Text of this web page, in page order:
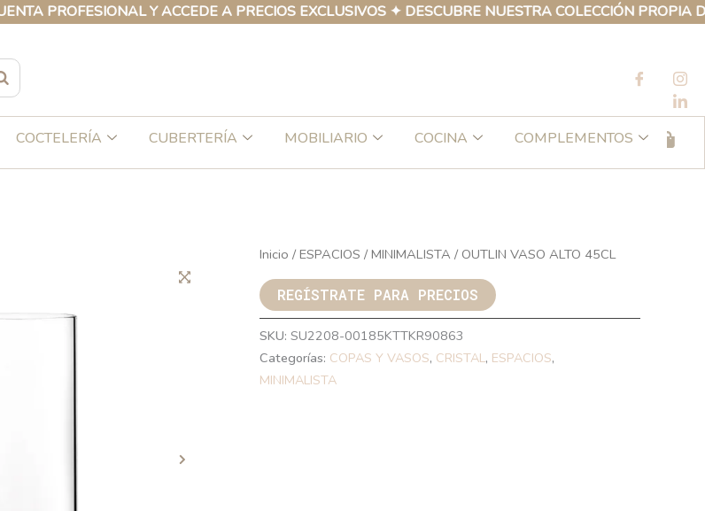
PROFESIONAL Y ACCEDE A PRECIOS EXCLUSIVOS ✦ DESCUBRE NUESTRA COLECCIÓN PROPIA DE
COCTELERÍA CUBERTERÍA MOBILIARIO COCINA
COMPLEMENTOS
Inicio / ESPACIOS / MINIMALISTA / OUTLIN VASO ALTO 45CL
REGÍSTRATE PARA PRECIOS
SKU: SU2208-00185KTTKR90863
Categorías: COPAS Y VASOS, CRISTAL, ESPACIOS,
MINIMALISTA